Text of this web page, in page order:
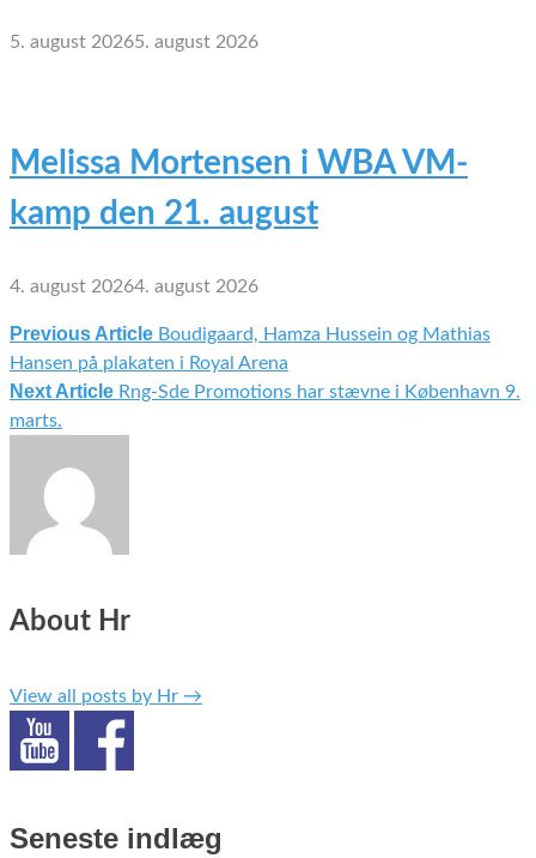
5. august 20265. august 2026
Melissa Mortensen i WBA VM-
kamp den 21. august
4. august 20264. august 2026
Indlægsnavigation
Previous Article Boudigaard, Hamza Hussein og Mathias
Hansen på plakaten i Royal Arena
Next Article Rng-Sde Promotions har stævne i København 9.
marts.
About Hr
View all posts by Hr →
Seneste indlæg